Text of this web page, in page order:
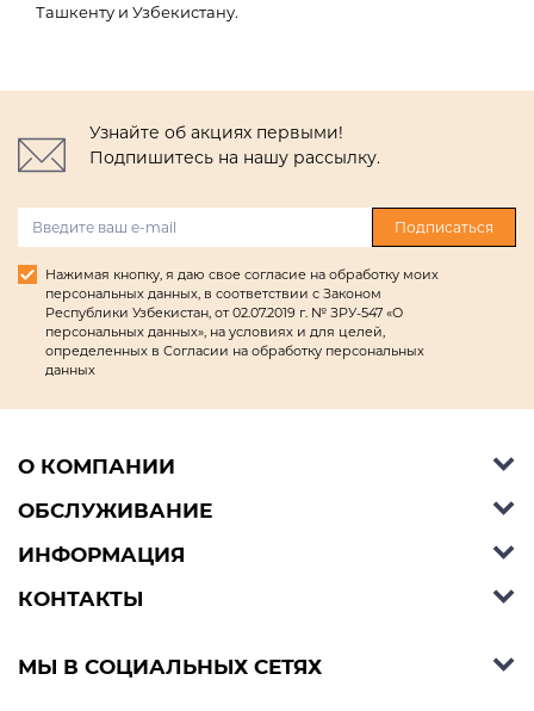
Ташкенту и Узбекистану.
Узнайте об акциях первыми!
Подпишитесь на нашу рассылку.
Подписаться
Нажимая кнопку, я даю свое согласие на обработку моих
персональных данных, в соответствии с Законом
Республики Узбекистан, от 02.07.2019 г. № ЗРУ-547 «О
персональных данных», на условиях и для целей,
определенных в Согласии на обработку персональных
данных
О КОМПАНИИ
Об Ashley Furniture HomeStore
Контакты
ОБСЛУЖИВАНИЕ
Справочный центр
Способы оплаты
ИНФОРМАЦИЯ
Блог
КОНТАКТЫ
Телефон: +998 77 494 09 99
МЫ В СОЦИАЛЬНЫХ СЕТЯХ